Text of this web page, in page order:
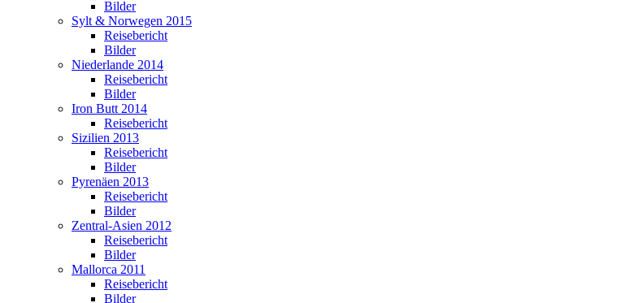
Bilder
Sylt & Norwegen 2015
Reisebericht
Bilder
Niederlande 2014
Reisebericht
Bilder
Iron Butt 2014
Reisebericht
Sizilien 2013
Reisebericht
Bilder
Pyrenäen 2013
Reisebericht
Bilder
Zentral-Asien 2012
Reisebericht
Bilder
Mallorca 2011
Reisebericht
Bilder